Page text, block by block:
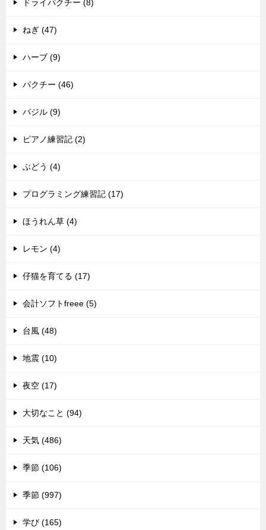
ドライパクチー (8)
ねぎ (47)
ハーブ (9)
パクチー (46)
バジル (9)
ピアノ練習記 (2)
ぶどう (4)
プログラミング練習記 (17)
ほうれん草 (4)
レモン (4)
仔猫を育てる (17)
会計ソフトfreee (5)
台風 (48)
地震 (10)
夜空 (17)
大切なこと (94)
天気 (486)
季節 (106)
季節 (997)
学び (165)